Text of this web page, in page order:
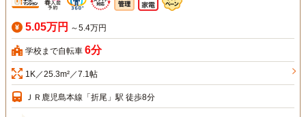
5.05万円 ～5.4万円
学校まで自転車 6分
1K／25.3m²／7.1帖
ＪＲ鹿児島本線「折尾」駅 徒歩8分